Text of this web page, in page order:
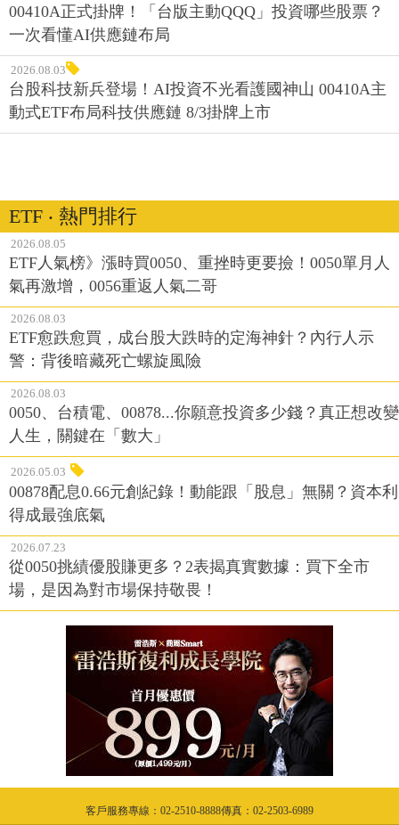
00410A正式掛牌！「台版主動QQQ」投資哪些股票？
一次看懂AI供應鏈布局
2026.08.03
台股科技新兵登場！AI投資不光看護國神山 00410A主
動式ETF布局科技供應鏈 8/3掛牌上市
ETF ‧ 熱門排行
2026.08.05
ETF人氣榜》漲時買0050、重挫時更要撿！0050單月人
氣再激增，0056重返人氣二哥
2026.08.03
ETF愈跌愈買，成台股大跌時的定海神針？內行人示
警：背後暗藏死亡螺旋風險
2026.08.03
0050、台積電、00878...你願意投資多少錢？真正想改變
人生，關鍵在「數大」
2026.05.03
00878配息0.66元創紀錄！動能跟「股息」無關？資本利
得成最強底氣
2026.07.23
從0050挑績優股賺更多？2表揭真實數據：買下全市
場，是因為對市場保持敬畏！
客戶服務專線：02-2510-8888傳真：02-2503-6989